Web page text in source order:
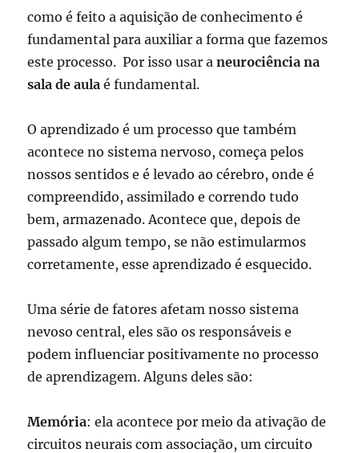
como é feito a aquisição de conhecimento é
fundamental para auxiliar a forma que fazemos
este processo. Por isso usar aneurociência na
sala de aula é fundamental.
O aprendizado é um processo que também
acontece no sistema nervoso, começa pelos
nossos sentidos e é levado ao cérebro, onde é
compreendido, assimilado e correndo tudo
bem, armazenado. Acontece que, depois de
passado algum tempo, se não estimularmos
corretamente, esse aprendizado é esquecido.
Uma série de fatores afetam nosso sistema
nevoso central, eles são os responsáveis e
podem influenciar positivamente no processo
de aprendizagem. Alguns deles são:
Memória: ela acontece por meio da ativação de
circuitos neurais com associação, um circuito